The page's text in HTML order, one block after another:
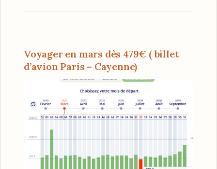
Voyager en mars dès 479€ ( billet
d’avion Paris – Cayenne)